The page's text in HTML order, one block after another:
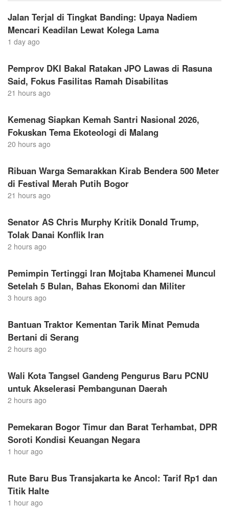
Jalan Terjal di Tingkat Banding: Upaya Nadiem
Mencari Keadilan Lewat Kolega Lama
1 day ago
Pemprov DKI Bakal Ratakan JPO Lawas di Rasuna
Said, Fokus Fasilitas Ramah Disabilitas
21 hours ago
Kemenag Siapkan Kemah Santri Nasional 2026,
Fokuskan Tema Ekoteologi di Malang
20 hours ago
Ribuan Warga Semarakkan Kirab Bendera 500 Meter
di Festival Merah Putih Bogor
21 hours ago
Senator AS Chris Murphy Kritik Donald Trump,
Tolak Danai Konflik Iran
2 hours ago
Pemimpin Tertinggi Iran Mojtaba Khamenei Muncul
Setelah 5 Bulan, Bahas Ekonomi dan Militer
3 hours ago
Bantuan Traktor Kementan Tarik Minat Pemuda
Bertani di Serang
2 hours ago
Wali Kota Tangsel Gandeng Pengurus Baru PCNU
untuk Akselerasi Pembangunan Daerah
2 hours ago
Pemekaran Bogor Timur dan Barat Terhambat, DPR
Soroti Kondisi Keuangan Negara
1 hour ago
Rute Baru Bus Transjakarta ke Ancol: Tarif Rp1 dan
Titik Halte
1 hour ago